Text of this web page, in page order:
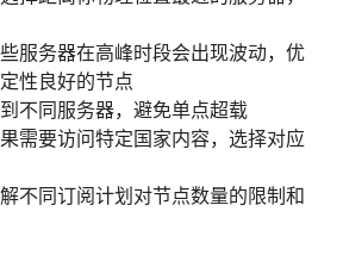
服务器在高峰时段会出现波动，优
性良好的节点
不同服务器，避免单点超载
需要访问特定国家内容，选择对应
不同订阅计划对节点数量的限制和